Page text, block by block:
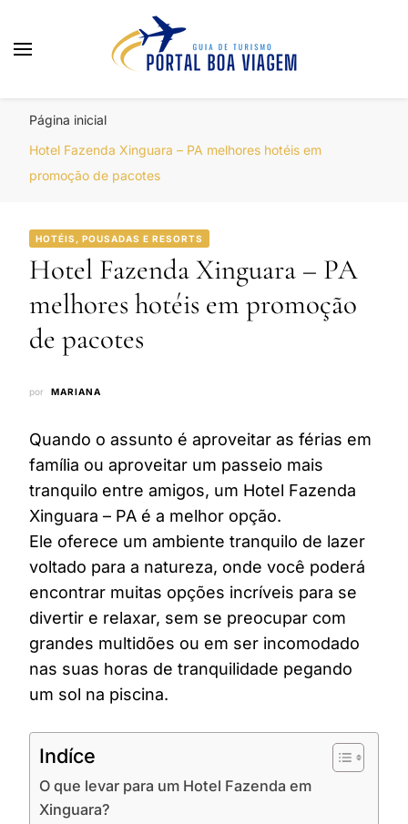
Página inicial
Hotel Fazenda Xinguara – PA melhores hotéis em
promoção de pacotes
HOTÉIS, POUSADAS E RESORTS
Hotel Fazenda Xinguara – PA
melhores hotéis em promoção
de pacotes
por MARIANA
Quando o assunto é aproveitar as férias em
família ou aproveitar um passeio mais
tranquilo entre amigos, um Hotel Fazenda
Xinguara – PA é a melhor opção.
Ele oferece um ambiente tranquilo de lazer
voltado para a natureza, onde você poderá
encontrar muitas opções incríveis para se
divertir e relaxar, sem se preocupar com
grandes multidões ou em ser incomodado
nas suas horas de tranquilidade pegando
um sol na piscina.
Indíce
O que levar para um Hotel Fazenda em
Xinguara?